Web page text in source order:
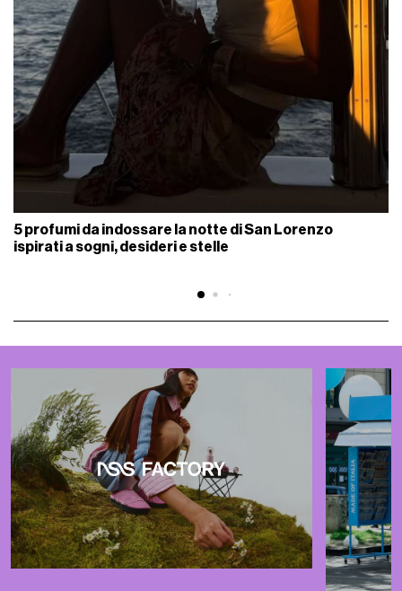
5 profumi da indossare la notte di San Lorenzo
ispirati a sogni, desideri e stelle